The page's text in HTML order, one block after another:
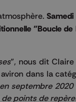
Samedi
"Boucle de
", nous dit Claire
dans la
septembre
points de